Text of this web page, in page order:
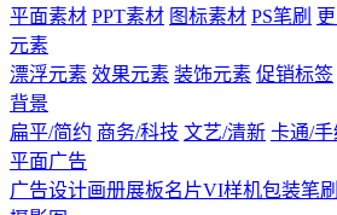
平面素材 PPT素材 图标素材 PS笔刷
元素
漂浮元素 效果元素 装饰元素 促销标签
背景
扁平/简约 商务/科技 文艺/清新 卡通/手
平面广告
广告设计画册展板名片VI样机包装笔